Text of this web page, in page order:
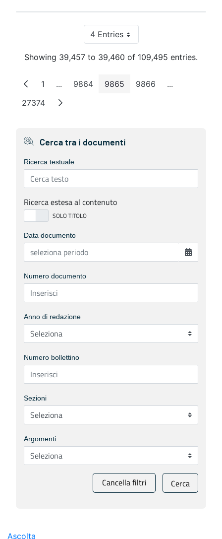
4 EntriesPer Page
Showing 39,457 to 39,460 of 109,495 entries.
Page
1 ...Intermediate Pages
Page
9864 Page
9865 Page
9866 ...Intermediate
Page
27374
Cerca tra i documenti
Ricerca testuale
Ricerca estesa al contenuto
Data documento
Numero documento
Anno di redazione
Numero bollettino
Sezioni
Argomenti
Cancella filtri Cerca
Ascolta